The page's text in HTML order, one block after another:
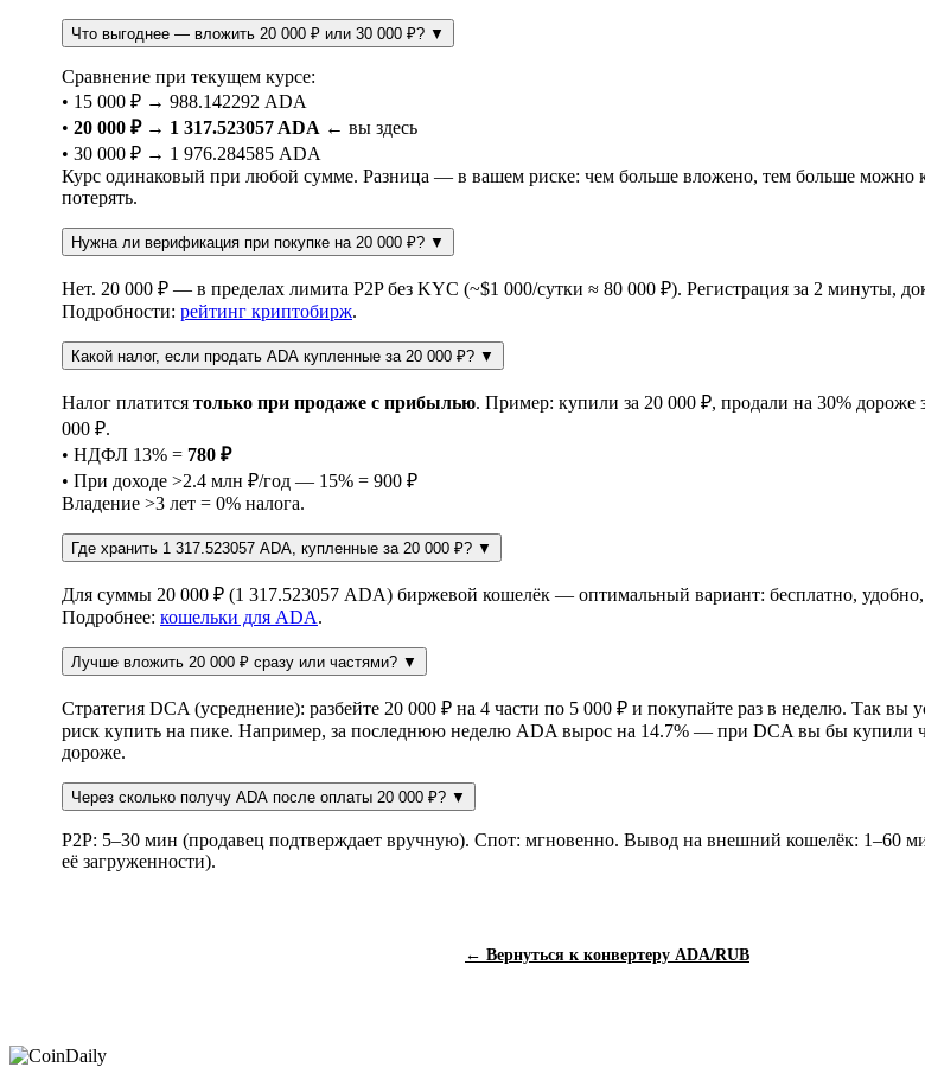
Что выгоднее — вложить 20 000 ₽ или 30 000 ₽? ▼
Сравнение при текущем курсе:
• 15 000 ₽ → 988.142292 ADA
• 20 000 ₽ → 1 317.523057 ADA ← вы здесь
• 30 000 ₽ → 1 976.284585 ADA
Курс одинаковый при любой сумме. Разница — в вашем риске: чем больше вложено, тем больше можно
потерять.
Нужна ли верификация при покупке на 20 000 ₽? ▼
Нет. 20 000 ₽ — в пределах лимита P2P без KYC (~$1 000/сутки ≈ 80 000 ₽). Регистрация за 2 минуты,
Подробности: рейтинг криптобирж.
Какой налог, если продать ADA купленные за 20 000 ₽? ▼
Налог платится только при продаже с прибылью. Пример: купили за 20 000 ₽, продали на 30%
000 ₽.
• НДФЛ 13% = 780 ₽
• При доходе >2.4 млн ₽/год — 15% = 900 ₽
Владение >3 лет = 0% налога.
Где хранить 1 317.523057 ADA, купленные за 20 000 ₽? ▼
Для суммы 20 000 ₽ (1 317.523057 ADA) биржевой кошелёк — оптимальный вариант: бесплатно,
Подробнее: кошельки для ADA.
Лучше вложить 20 000 ₽ сразу или частями? ▼
Стратегия DCA (усреднение): разбейте 20 000 ₽ на 4 части по 5 000 ₽ и покупайте раз в неделю. Так вы
риск купить на пике. Например, за последнюю неделю ADA вырос на 14.7% — при DCA вы бы купили
дороже.
Через сколько получу ADA после оплаты 20 000 ₽? ▼
P2P: 5–30 мин (продавец подтверждает вручную). Спот: мгновенно. Вывод на внешний кошелёк: 1–60
её загруженности).
← Вернуться к конвертеру ADA/RUB